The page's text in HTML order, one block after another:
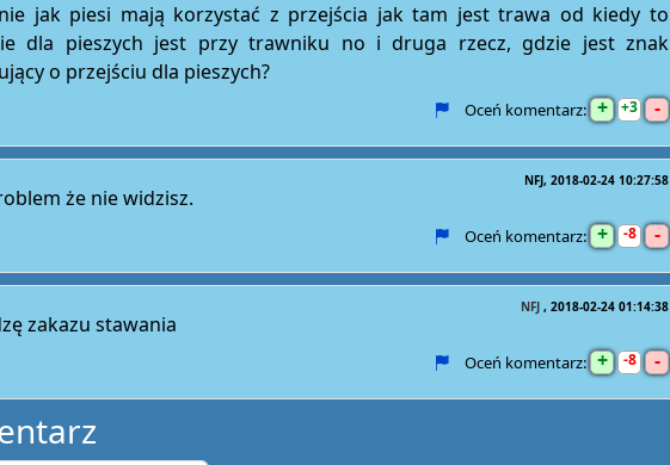
jak piesi mają korzystać z przejścia jak tam jest trawa od kiedy to
dla pieszych jest przy trawniku no i druga rzecz, gdzie jest znak
o przejściu dla pieszych?
Oceń komentarz: + 3 -
NFJ 2018-02-24 10:27:58
że nie widzisz.
Oceń komentarz: + 8 -
NFJ 2018-02-24 01:14:38
zakazu stawania
Oceń komentarz: + 8 -